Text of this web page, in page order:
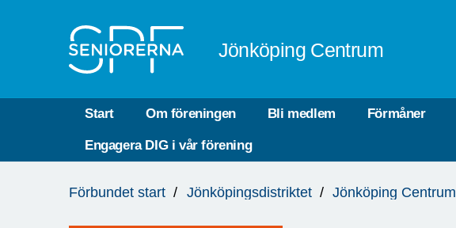
Jönköping Centrum
Start Om föreningen Bli medlem Förmåner
Engagera DIG i vår förening
är
Förbundet start Jönköpingsdistriktet Jönköping Centrum